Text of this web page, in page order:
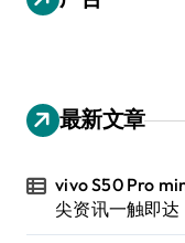
最新文章
vivo S50 Pro
尖资讯一触即达